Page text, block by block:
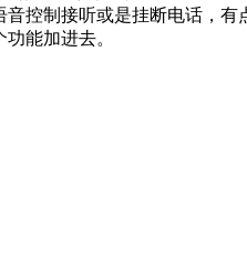
控制接听或是挂断电话，有
能加进去。